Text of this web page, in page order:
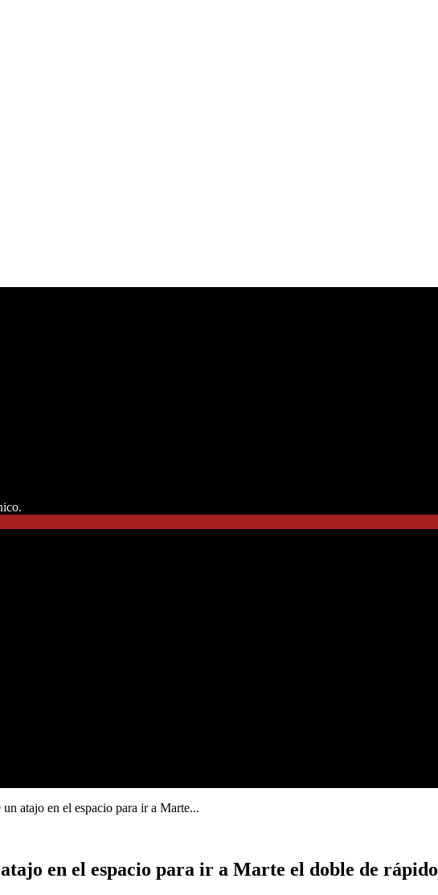
atajo en el espacio para ir a Marte...
en el espacio para ir a Marte el doble de rápido